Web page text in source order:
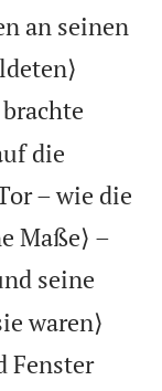
an seinen
die
– wie die
Maße⟩ –
seine
waren⟩
Fenster